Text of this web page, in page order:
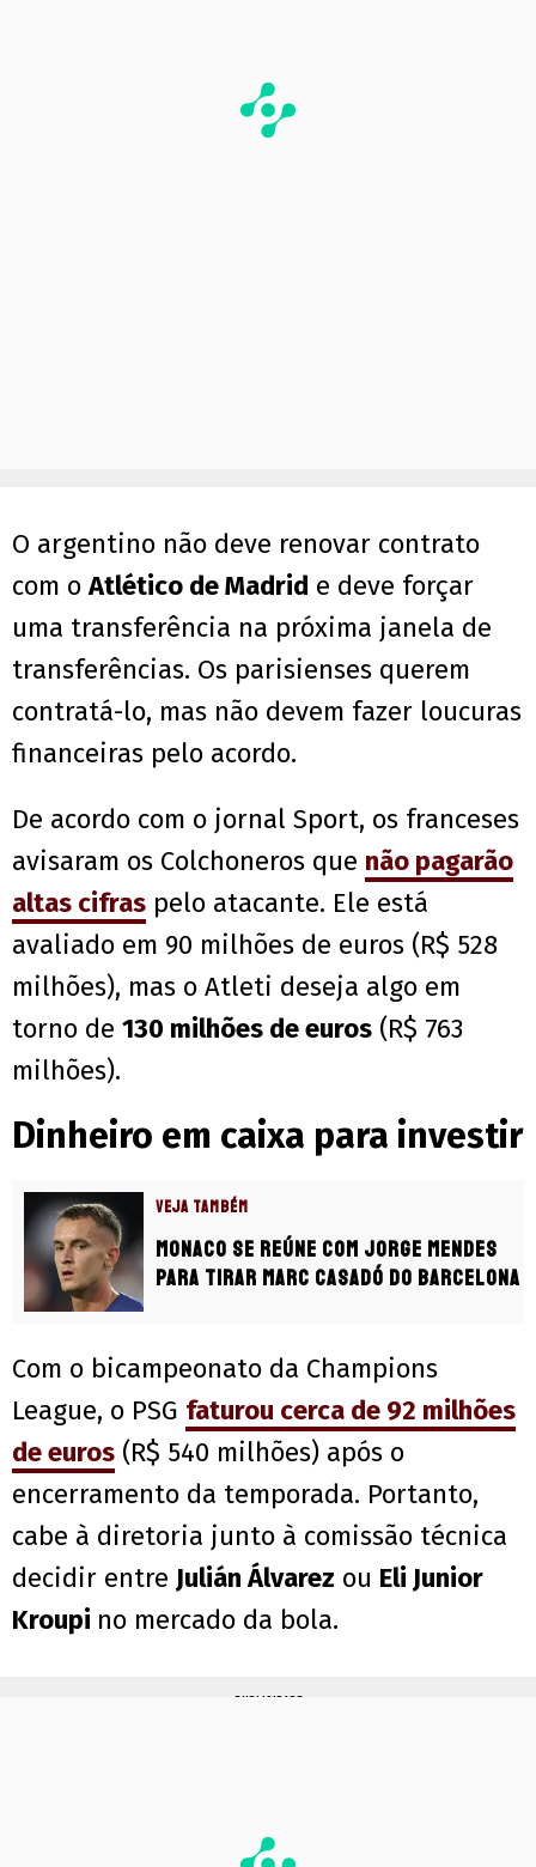
O argentino não deve renovar contrato
com oAtlético de Madrid e deve forçar
uma transferência na próxima janela de
transferências. Os parisienses querem
contratá-lo, mas não devem fazer loucuras
financeiras pelo acordo.
De acordo com o jornal Sport, os franceses
avisaram os Colchoneros que não pagarão
altas cifras pelo atacante. Ele está
avaliado em 90 milhões de euros (R$ 528
milhões), mas o Atleti deseja algo em
torno de 130 milhões de euros (R$ 763
milhões).
Dinheiro em caixa para investir
VEJA TAMBÉM
Monaco se reúne com Jorge Mendes
para tirar Marc Casadó do Barcelona
Com o bicampeonato da Champions
League, o PSG faturou cerca de 92 milhões
de euros (R$ 540 milhões) após o
encerramento da temporada. Portanto,
cabe à diretoria junto à comissão técnica
decidir entre Julián Álvarez ou Eli Junior
Kroupi no mercado da bola.
PUBLICIDADE